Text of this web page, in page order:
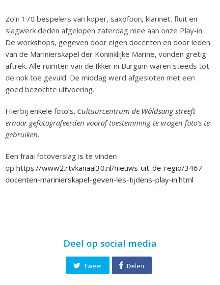
Zo’n 170 bespelers van koper, saxofoon, klarinet, fluit en
slagwerk deden afgelopen zaterdag mee aan onze Play-in.
De workshops, gegeven door eigen docenten en door leden
van de Marinierskapel der Koninklijke Marine, vonden gretig
aftrek. Alle ruimten van de Ikker in Burgum waren steeds tot
de nok toe gevuld. De middag werd afgesloten met een
goed bezochte uitvoering.
Hierbij enkele foto’s. Cultuurcentrum de Wâldsang streeft
ernaar gefotografeerden vooraf toestemming te vragen foto’s te
gebruiken.
Een fraai fotoverslag is te vinden
ophttps://www2.rtvkanaal30.nl/nieuws-uit-de-regio/3467-
docenten-marinierskapel-geven-les-tijdens-play-in.html
Deel op social media
Tweet Delen